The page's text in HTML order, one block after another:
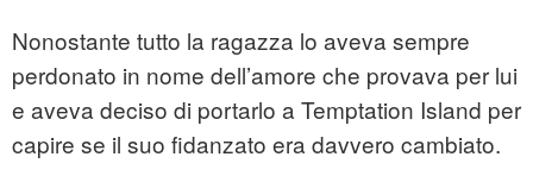
Nonostante tutto la ragazza lo aveva sempre
perdonato in nome dell’amore che provava per lui
e aveva deciso di portarlo a Temptation Island per
capire se il suo fidanzato era davvero cambiato.